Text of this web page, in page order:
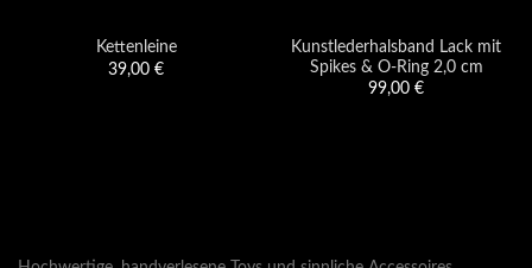
Kettenleine
39,00 €
Kunstlederhalsband Lack mit
Spikes & O-Ring 2,0 cm
99,00 €